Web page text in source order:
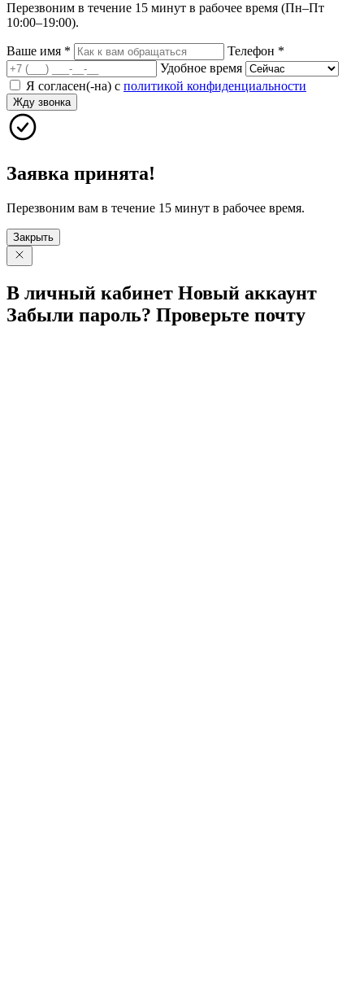
Перезвоним в течение 15 минут в рабочее время (Пн–Пт
10:00–19:00).
Ваше имя * Телефон *
Удобное время
Я согласен(-на) с политикой конфиденциальности
Жду звонка
Заявка принята!
Перезвоним вам в течение 15 минут в рабочее время.
Закрыть
В личный кабинет Новый аккаунт
Забыли пароль? Проверьте почту